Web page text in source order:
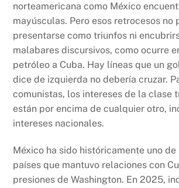
norteamericana como México
mayúsculas. Pero esos retrocesos no
presentarse como triunfos ni
malabares discursivos, como ocurre
petróleo a Cuba. Hay líneas que un
dice de izquierda no debería cruzar.
comunistas, los intereses de la clase
están por encima de cualquier otro,
intereses nacionales.
México ha sido históricamente uno
países que mantuvo relaciones con
presiones de Washington. En 2025,